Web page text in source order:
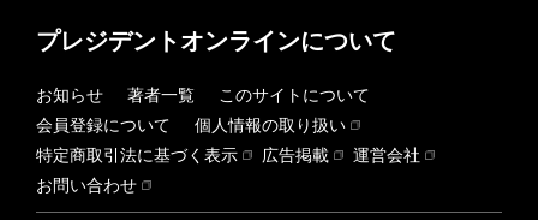
プレジデントオンラインについて
お知らせ 著者一覧
このサイトについて
会員登録について
個人情報の取り扱い
特定商取引法に基づく表示
広告掲載
運営会社
お問い合わせ